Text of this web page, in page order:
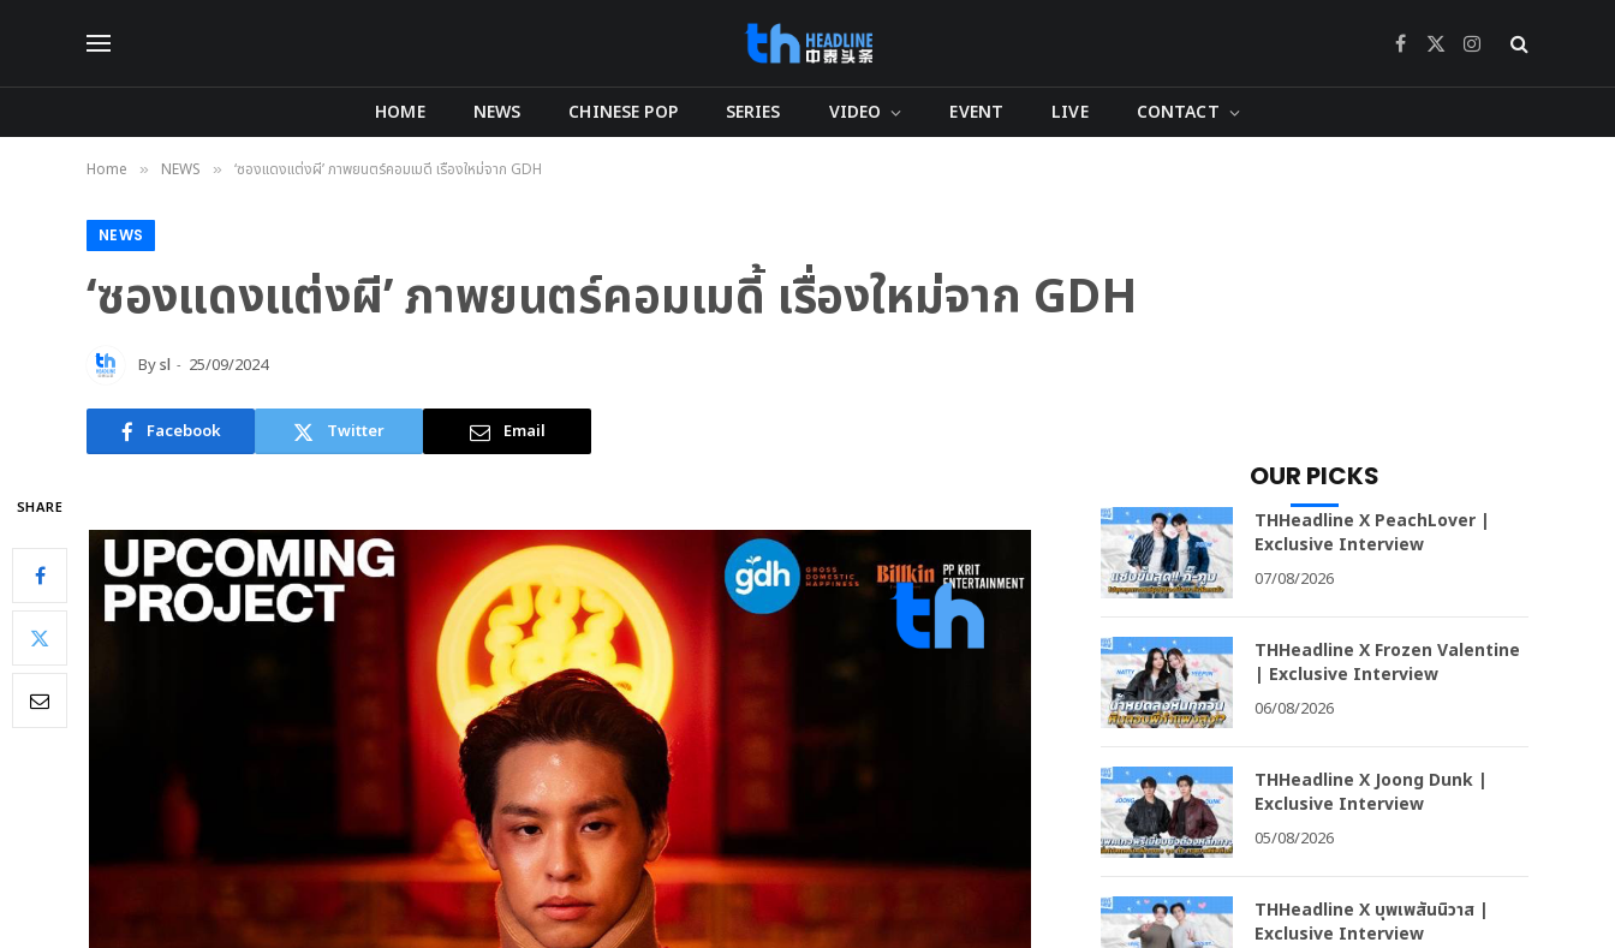
Facebook
X
Instagram
HOME NEWS CHINESE POP SERIES VIDEO EVENT LIVE CONTACT
Home » NEWS » ‘ซองแดงแต่งผี’ ภาพยนตร์คอมเมดี้ เรื่องใหม่จาก GDH
NEWS
‘ซองแดงแต่งผี’ ภาพยนตร์คอมเมดี้ เรื่องใหม่จาก GDH
Bysl 25/09/2024
Facebook Twitter Email
SHARE
OUR PICKS
THHeadline X PeachLover |
Exclusive Interview
07/08/2026
THHeadline X Frozen Valentine
| Exclusive Interview
06/08/2026
THHeadline X Joong Dunk |
Exclusive Interview
05/08/2026
THHeadline X บุพเพสันนิวาส |
Exclusive Interview